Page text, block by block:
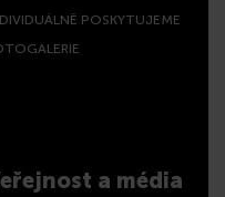
POSKYTUJEME
a média